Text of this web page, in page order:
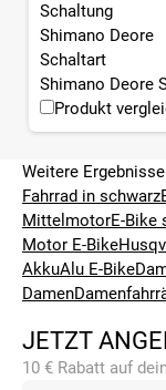
Schaltung
Shimano Deore
Schaltart
Shimano Deore
Produkt
Weitere
Fahrrad in schwarz
MittelmotorE-Bike
Motor E-Bike
AkkuAlu E-Bike
Damen
JETZT
10 € Rabatt auf